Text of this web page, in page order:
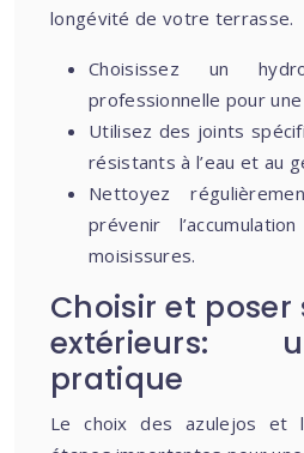
longévité de votre terrasse.
Choisissez un
professionnelle pour
Utilisez des joints
résistants à l’eau et au
Nettoyez
prévenir
moisissures.
Choisir et poser
extérieurs:
pratique
Le choix des azulejos et